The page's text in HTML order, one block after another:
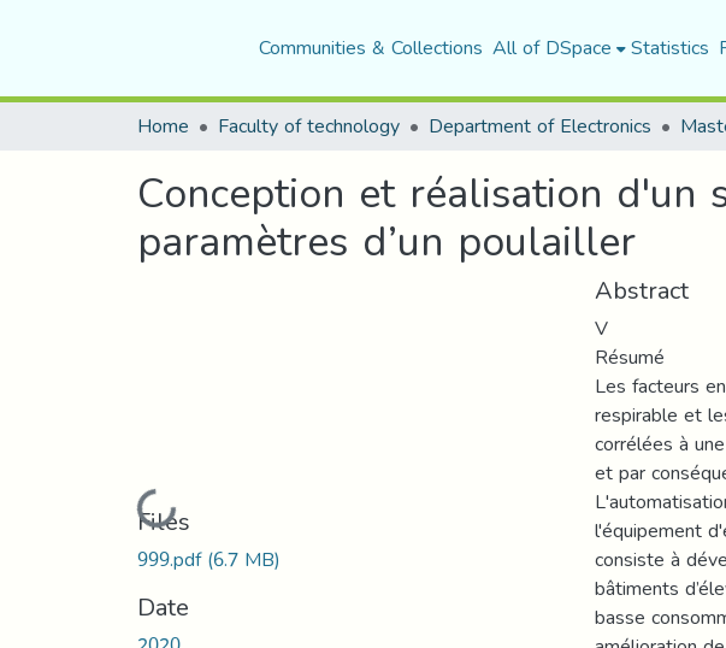
Communities & Collections All of DSpace Statistics
Home Faculty of technology Department of Electronics
Conception et réalisation
paramètres d’un poulailler
Loading...
Files
999.pdf(6.7 MB)
Date
Abstract
V
Résumé
Les facteurs
respirable et
corrélées à
et par
l'équipement
consiste à
bâtiments
basse